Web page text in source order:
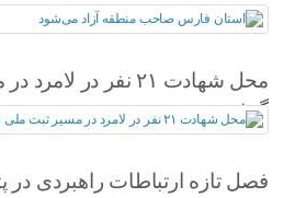
محل شهادت ۲۱ نفر در
گرفت
فصل تازه ارتباطات راهبردی